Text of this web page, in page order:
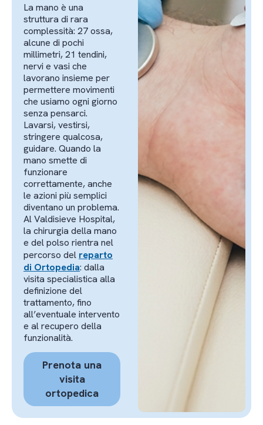
La mano è una
struttura di rara
complessità: 27 ossa,
alcune di pochi
millimetri, 21 tendini,
nervi e vasi che
lavorano insieme per
permettere movimenti
che usiamo ogni giorno
senza pensarci.
Lavarsi, vestirsi,
stringere qualcosa,
guidare. Quando la
mano smette di
funzionare
correttamente, anche
le azioni più semplici
diventano un problema.
Al Valdisieve Hospital,
la chirurgia della mano
e del polso rientra nel
percorso del reparto
di Ortopedia: dalla
visita specialistica alla
definizione del
trattamento, fino
all’eventuale intervento
e al recupero della
funzionalità.
Prenota una
visita
ortopedica